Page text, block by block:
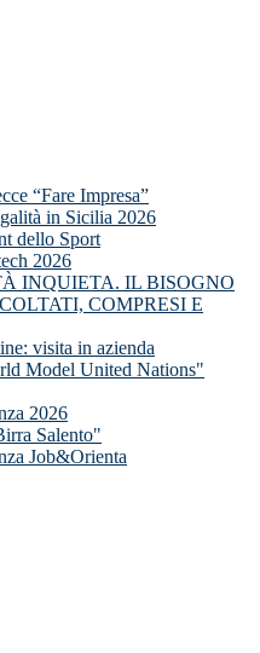
“Fare Impresa”
in Sicilia 2026
dello Sport
2026
INQUIETA. IL BISOGNO
COMPRESI E
visita in azienda
Model United Nations"
2026
Salento"
Job&Orienta